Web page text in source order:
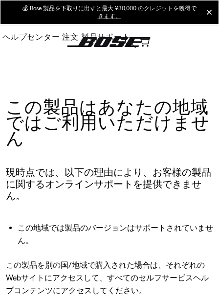
Main
💰 Bose 製品を下取りに出すと最大 ¥30,000 のクレジットを獲得で
きます。
ヘルプセンター 注文 製品サポート
この製品はあなたの地域
ではご利用いただけませ
ん
現時点では、以下の理由により、お客様の製品
に関するオンラインサポートを提供できませ
ん。
この地域では製品のバージョンはサポートされていませ
ん。
この製品を別の国/地域で購入された場合は、それぞれの
Webサイトにアクセスして、すべてのセルフサービスヘル
プコンテンツにアクセスしてください。